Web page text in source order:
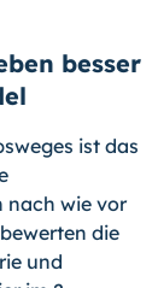
besser
ist das
nach wie vor
die
und